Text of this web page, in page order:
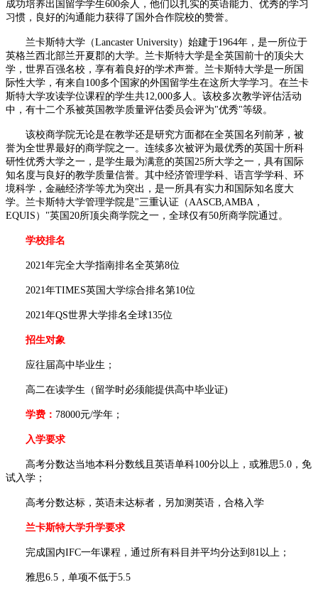
成功培养出国留学学生600余人，他们以扎实的英语能力、优秀的学习
习惯，良好的沟通能力获得了国外合作院校的赞誉。
兰卡斯特大学（Lancaster University）始建于1964年，是一所位于
英格兰西北部兰开夏郡的大学。兰卡斯特大学是全英国前十的顶尖大
学，世界百强名校，享有着良好的学术声誉。兰卡斯特大学是一所国
际性大学，有来自100多个国家的外国留学生在这所大学学习。在兰卡
斯特大学攻读学位课程的学生共12,000多人。该校多次教学评估活动
中，有十二个系被英国教学质量评估委员会评为"优秀"等级。
该校商学院无论是在教学还是研究方面都在全英国名列前茅，被
誉为全世界最好的商学院之一。连续多次被评为最优秀的英国十所科
研性优秀大学之一，是学生最为满意的英国25所大学之一，具有国际
知名度与良好的教学质量信誉。其中经济管理学科、语言学学科、环
境科学，金融经济学等尤为突出，是一所具有实力和国际知名度大
学。兰卡斯特大学管理学院是"三重认证（AASCB,AMBA，
EQUIS）"英国20所顶尖商学院之一，全球仅有50所商学院通过。
学校排名
2021年完全大学指南排名全英第8位
2021年TIMES英国大学综合排名第10位
2021年QS世界大学排名全球135位
招生对象
应往届高中毕业生；
高二在读学生（留学时必须能提供高中毕业证)
学费： 78000元/学年；
入学要求
高考分数达当地本科分数线且英语单科100分以上，或雅思5.0，免
试入学；
高考分数达标，英语未达标者，另加测英语，合格入学
兰卡斯特大学升学要求
完成国内IFC一年课程，通过所有科目并平均分达到81以上；
雅思6.5，单项不低于5.5